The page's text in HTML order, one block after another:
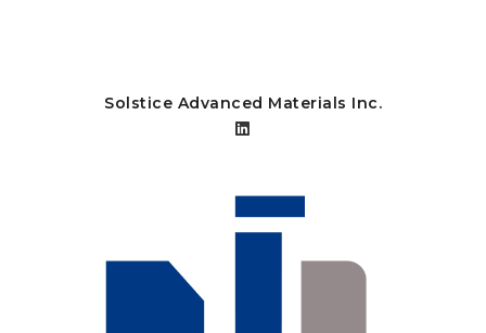
Solstice Advanced Materials Inc.